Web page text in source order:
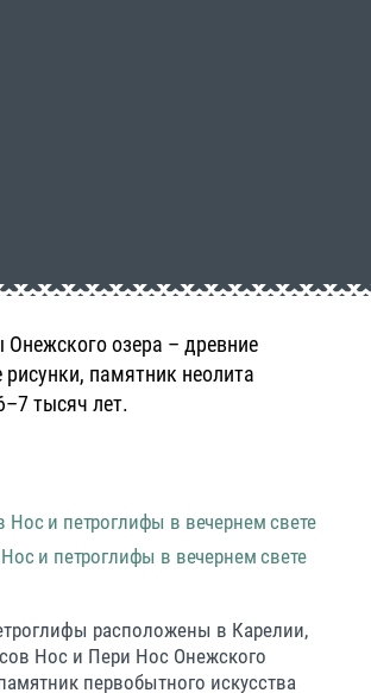
Онежского озера – древние
памятник неолита
тысяч лет.
и петроглифы в вечернем свете
расположены в Карелии,
Нос и Пери Нос Онежского
первобытного искусства